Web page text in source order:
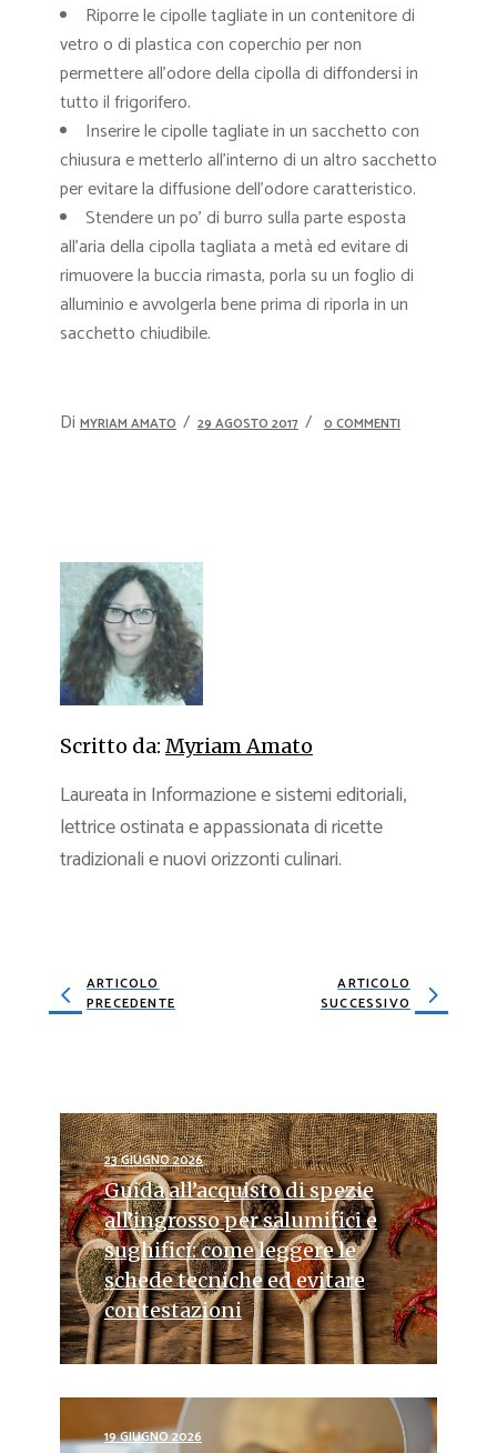
Riporre le cipolle tagliate in un contenitore di
vetro o di plastica con coperchio per non
permettere all’odore della cipolla di diffondersi in
tutto il frigorifero.
Inserire le cipolle tagliate in un sacchetto con
chiusura e metterlo all’interno di un altro sacchetto
per evitare la diffusione dell’odore caratteristico.
Stendere un po’ di burro sulla parte esposta
all’aria della cipolla tagliata a metà ed evitare di
rimuovere la buccia rimasta, porla su un foglio di
alluminio e avvolgerla bene prima di riporla in un
sacchetto chiudibile.
Di MYRIAM AMATO 29 AGOSTO 2017 0 COMMENTI
Scritto da: Myriam Amato
Laureata in Informazione e sistemi editoriali,
lettrice ostinata e appassionata di ricette
tradizionali e nuovi orizzonti culinari.
ARTICOLO
PRECEDENTE
ARTICOLO
SUCCESSIVO
23 GIUGNO 2026
Guida all’acquisto di spezie
all’ingrosso per salumifici e
sughifici: come leggere le
schede tecniche ed evitare
contestazioni
19 GIUGNO 2026